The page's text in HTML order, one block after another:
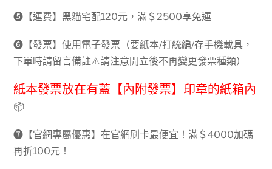
➎【運費】黑貓宅配120元，滿＄2500享免運
➏【發票】使用電子發票（要紙本/打統編/存手機載具，
下單時請留言備註⚠️請注意開立後不再變更發票種類）
紙本發票放在有蓋【內附發票】印章的紙箱內
📦
➐【官網專屬優惠】在官網刷卡最便宜！滿＄4000加碼
再折100元！